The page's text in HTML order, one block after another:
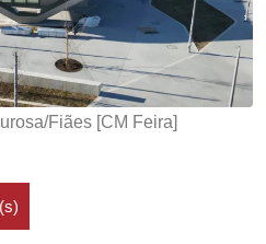
Fiães [CM Feira]